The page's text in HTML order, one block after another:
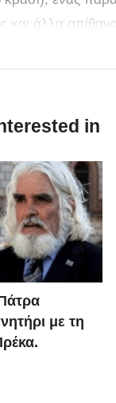
και άλλα
in
με τη